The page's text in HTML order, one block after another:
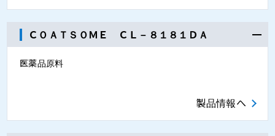
ＣＯＡＴＳＯＭＥ ＣＬ－８１８１ＤＡ
医薬品原料
製品情報へ